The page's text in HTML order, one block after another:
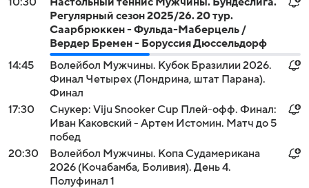
Регулярный сезон 2025/26. 20 тур.
Саарбрюккен - Фульда-Маберцель /
Вердер Бремен - Боруссия Дюссельдорф
14:45
Волейбол Мужчины. Кубок Бразилии 2026.
Финал Четырех (Лондрина, штат Парана).
Финал
17:30
Снукер: Viju Snooker Cup Плей-офф. Финал:
Иван Каковский - Артем Истомин. Матч до 5
побед
20:30
Волейбол Мужчины. Копа Судамерикана
2026 (Кочабамба, Боливия). День 4.
Полуфинал 1